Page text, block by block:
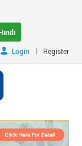
Login
| Register